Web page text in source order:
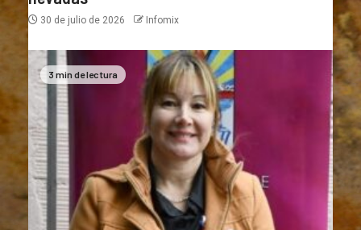
30 de julio de 2026 Infomix
3 min de lectura